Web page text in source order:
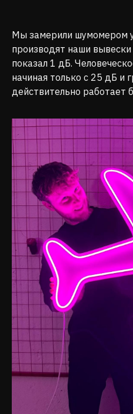
Мы замерили шумомером
производят наши
показал 1 дБ.
начиная только с 25 дБ и
действительно работает